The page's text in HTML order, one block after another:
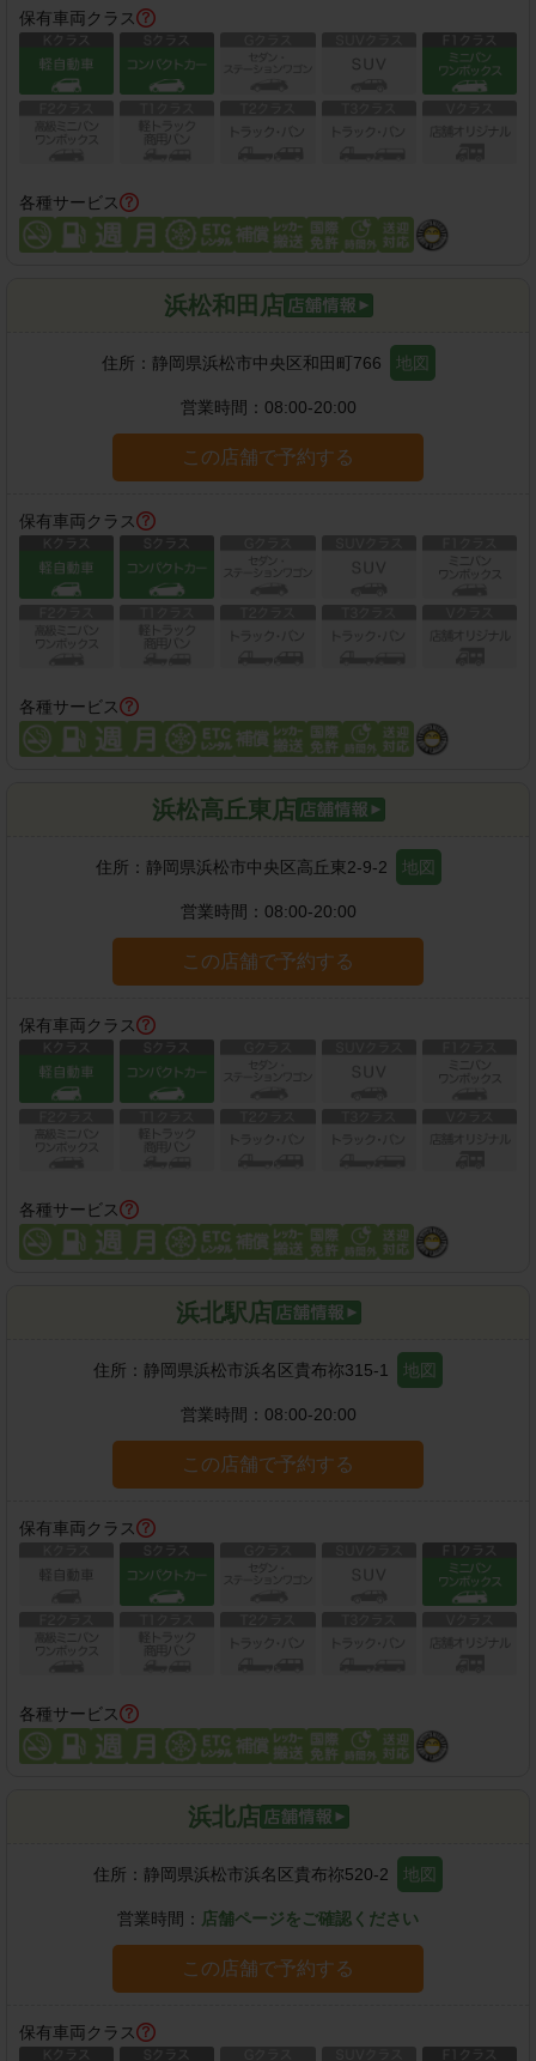
保有車両クラス
各種サービス
浜松和田店
住所： 静岡県浜松市中央区和田町766 地図
営業時間： 08:00-20:00
この店舗で予約する
保有車両クラス
各種サービス
浜松高丘東店
住所： 静岡県浜松市中央区高丘東2-9-2 地図
営業時間： 08:00-20:00
この店舗で予約する
保有車両クラス
各種サービス
浜北駅店
住所： 静岡県浜松市浜名区貴布祢315-1 地図
営業時間： 08:00-20:00
この店舗で予約する
保有車両クラス
各種サービス
浜北店
住所： 静岡県浜松市浜名区貴布祢520-2 地図
営業時間： 店舗ページをご確認ください
この店舗で予約する
保有車両クラス